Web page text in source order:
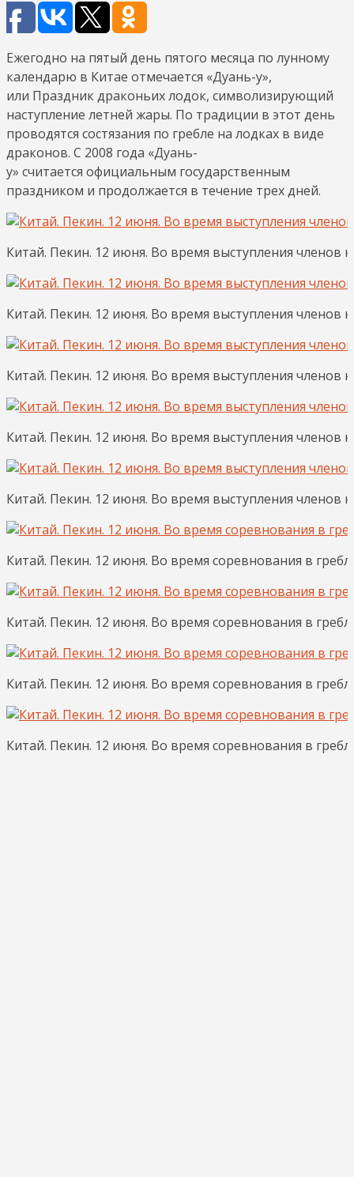
Ежегодно на пятый день пятого месяца по лунному
календарю в Китае отмечается «Дуань-у»,
или Праздник драконьих лодок, символизирующий
наступление летней жары. По традиции в этот день
проводятся состязания по гребле на лодках в виде
драконов. С 2008 года «Дуань-
у» считается официальным государственным
праздником и продолжается в течение трех дней.
Китай. Пекин. 12 июня. Во время выступления членов
Китай. Пекин. 12 июня. Во время выступления членов
Китай. Пекин. 12 июня. Во время выступления членов
Китай. Пекин. 12 июня. Во время выступления членов
Китай. Пекин. 12 июня. Во время выступления членов
Китай. Пекин. 12 июня. Во время соревнования в
Китай. Пекин. 12 июня. Во время соревнования в
Китай. Пекин. 12 июня. Во время соревнования в
Китай. Пекин. 12 июня. Во время соревнования в